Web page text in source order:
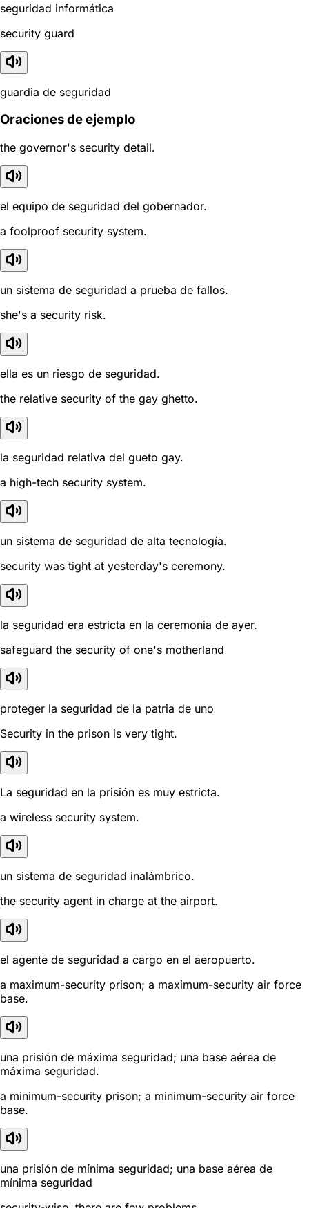
seguridad informática
security guard
guardia de seguridad
Oraciones de ejemplo
the governor's security detail.
el equipo de seguridad del gobernador.
a foolproof security system.
un sistema de seguridad a prueba de fallos.
she's a security risk.
ella es un riesgo de seguridad.
the relative security of the gay ghetto.
la seguridad relativa del gueto gay.
a high-tech security system.
un sistema de seguridad de alta tecnología.
security was tight at yesterday's ceremony.
la seguridad era estricta en la ceremonia de ayer.
safeguard the security of one's motherland
proteger la seguridad de la patria de uno
Security in the prison is very tight.
La seguridad en la prisión es muy estricta.
a wireless security system.
un sistema de seguridad inalámbrico.
the security agent in charge at the airport.
el agente de seguridad a cargo en el aeropuerto.
a maximum-security prison; a maximum-security air force
base.
una prisión de máxima seguridad; una base aérea de
máxima seguridad.
a minimum-security prison; a minimum-security air force
base.
una prisión de mínima seguridad; una base aérea de
mínima seguridad